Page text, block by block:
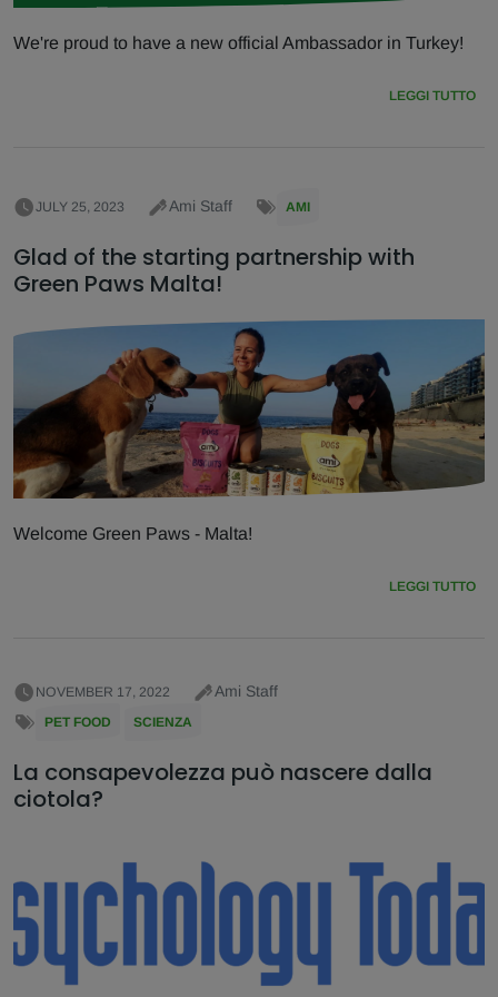
We're proud to have a new official Ambassador in Turkey!
LEGGI TUTTO
JULY 25, 2023 Ami Staff AMI
Glad of the starting partnership with
Green Paws Malta!
Welcome Green Paws - Malta!
LEGGI TUTTO
NOVEMBER 17, 2022 Ami Staff
PET FOOD SCIENZA
La consapevolezza può nascere dalla
ciotola?